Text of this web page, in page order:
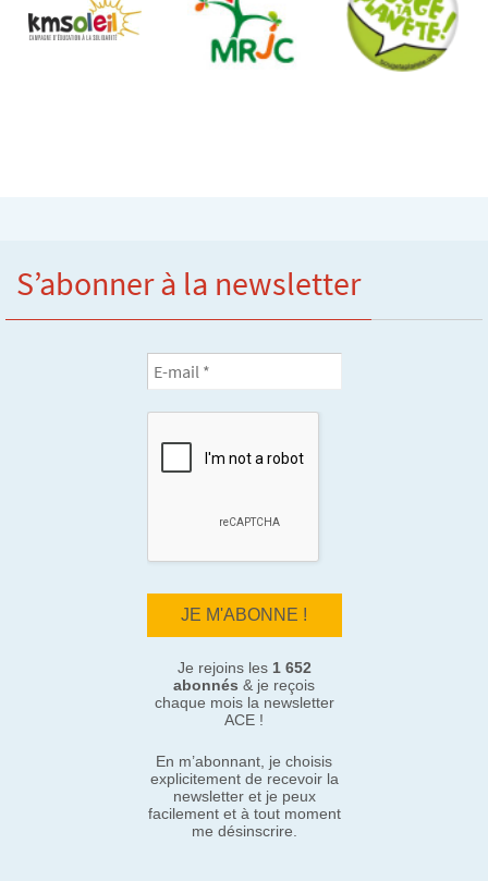
S’abonner à la newsletter
Je rejoins les 1 652
abonnés & je reçois
chaque mois la newsletter
ACE !
En m’abonnant, je choisis
explicitement de recevoir la
newsletter et je peux
facilement et à tout moment
me désinscrire.